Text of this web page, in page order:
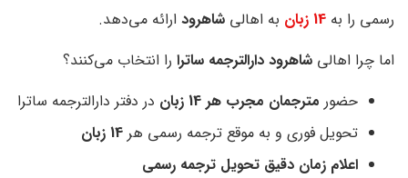
رسمی را به 14 زبان به اهالی شاهرود ارائه می‌دهد.
اما چرا اهالی شاهرود دارالترجمه ساترا را انتخاب می‌کنند؟
حضور مترجمان مجرب هر 14 زبان
در دفتر دارالترجمه ساترا
تحویل فوری و به موقع ترجمه رسمی هر 14 زبان
اعلام زمان دقیق تحویل ترجمه رسمی